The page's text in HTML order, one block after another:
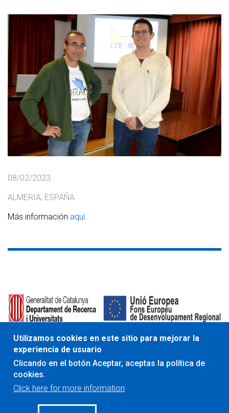
08/02/2023
ALMERIA, ESPAÑA
Más información aquí.
El proyecto DRAC con número de expediente 001-P-
001723 ha sido cofinanciado en un 50% con 2.000.000,00€
por el Fondo Europeo de Desarrollo Regional de la Unión
Europea en el marco del Programa Operativo FEDER de
Cataluña 2014-2020, con el soporte de la Generalitat de
Utilizamos cookies en este sitio para mejorar la
experiencia de usuario
Clicando en el botón Aceptar, aceptas la política de
cookies.
Click here for more information